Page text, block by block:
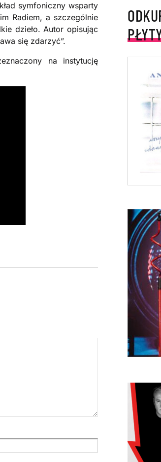
symfoniczny wsparty
Radiem, a szczególnie
dzieło. Autor opisując
się zdarzyć”.
na instytucję